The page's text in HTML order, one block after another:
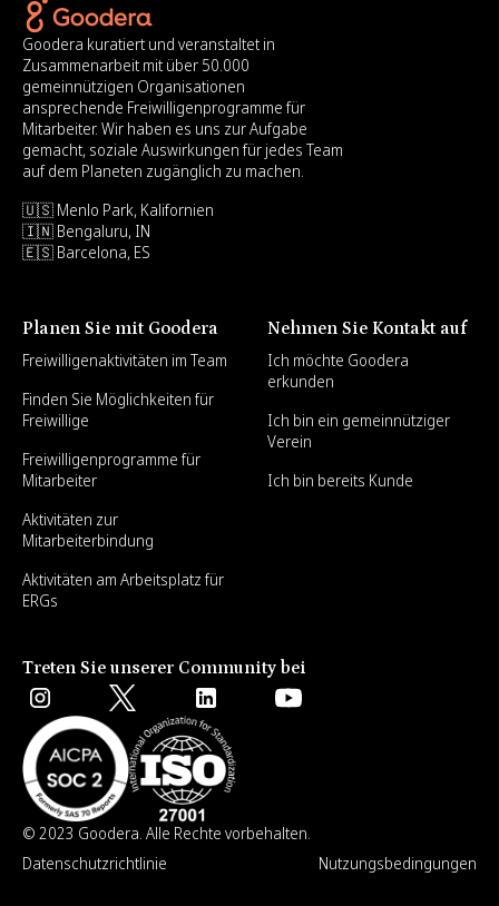
Goodera kuratiert und veranstaltet in
Zusammenarbeit mit über 50.000
gemeinnützigen Organisationen
ansprechende Freiwilligenprogramme für
Mitarbeiter. Wir haben es uns zur Aufgabe
gemacht, soziale Auswirkungen für jedes Team
auf dem Planeten zugänglich zu machen.
🇺🇸 Menlo Park, Kalifornien
🇮🇳 Bengaluru, IN
🇪🇸 Barcelona, ES
Planen Sie mit Goodera
Freiwilligenaktivitäten im Team
Finden Sie Möglichkeiten für
Freiwillige
Freiwilligenprogramme für
Mitarbeiter
Aktivitäten zur
Mitarbeiterbindung
Aktivitäten am Arbeitsplatz für
ERGs
Nehmen Sie Kontakt auf
Ich möchte Goodera
erkunden
Ich bin ein gemeinnütziger
Verein
Ich bin bereits Kunde
Treten Sie unserer Community bei
© 2023 Goodera. Alle Rechte vorbehalten.
Datenschutzrichtlinie
Nutzungsbedingungen